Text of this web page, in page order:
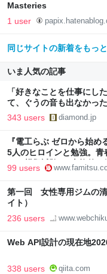
Masteries
1 user
同じサイトの新着をもっ
いま人気の記事
「好きなことを仕事にし
て、ぐうの音も出なかった
343 users diamond.jp
『電工らぶ ゼロから始
5人のヒロインと勉強。青
CBT模擬試験”で本格的に
最新情報のファミ通.com
99 users
第一回 女性専用ジムの
イト）
236 users
Web API設計の現在地
338 users qiita.com